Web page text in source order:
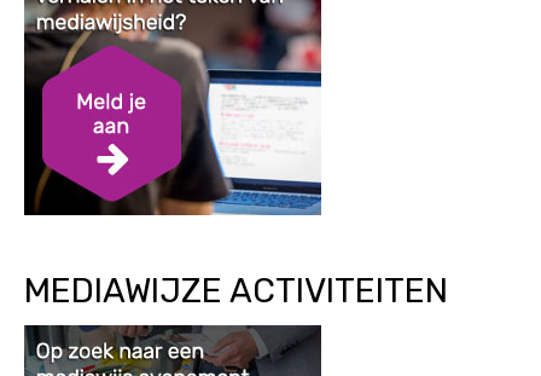
MEDIAWIJZE ACTIVITEITEN